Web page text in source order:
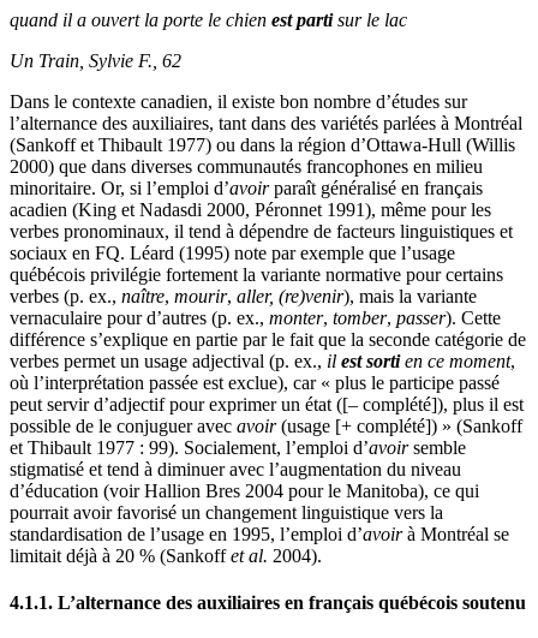
quand il a ouvert la porte le chien est partisur le lac
Un Train, Sylvie F., 62
Dans le contexte canadien, il existe bon nombre d’études sur
l’alternance des auxiliaires, tant dans des variétés parlées à Montréal
(Sankoff et Thibault 1977) ou dans la région d’Ottawa-Hull (Willis
2000) que dans diverses communautés francophones en milieu
minoritaire. Or, si l’emploi d’avoirparaît généralisé en français
acadien (King et Nadasdi 2000, Péronnet 1991), même pour les
verbes pronominaux, il tend à dépendre de facteurs linguistiques et
sociaux en FQ. Léard (1995) note par exemple que l’usage
québécois privilégie fortement la variante normative pour certains
verbes (p. ex., naître, mourir, aller, (re)venir), mais la variante
vernaculaire pour d’autres (p. ex., monter, tomber, passer). Cette
différence s’explique en partie par le fait que la seconde catégorie de
verbes permet un usage adjectival (p. ex., il est sortien ce moment,
où l’interprétation passée est exclue), car « plus le participe passé
peut servir d’adjectif pour exprimer un état ([– complété]), plus il est
possible de le conjuguer avec avoir(usage [+ complété]) » (Sankoff
et Thibault 1977 : 99). Socialement, l’emploi d’avoirsemble
stigmatisé et tend à diminuer avec l’augmentation du niveau
d’éducation (voir Hallion Bres 2004 pour le Manitoba), ce qui
pourrait avoir favorisé un changement linguistique vers la
standardisation de l’usage en 1995, l’emploi d’avoirà Montréal se
limitait déjà à 20 % (Sankoffet al. 2004).
4.1.1. L’alternance des auxiliaires en français québécois soutenu